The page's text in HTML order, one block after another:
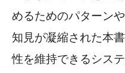
めるためのパターン
知見が凝縮された本
性を維持できるシス